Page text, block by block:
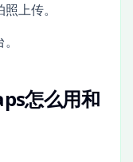
上传。
怎么用和